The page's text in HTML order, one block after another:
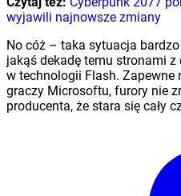
wyjawili najnowsze zmiany
No cóż – taka sytuacja
jakąś dekadę temu stronami
w technologii Flash. Zapewne
graczy Microsoftu, furory nie
producenta, że stara się cały